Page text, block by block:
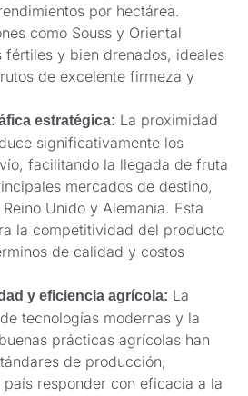
por hectárea.
como Souss y Oriental
fértiles y bien drenados, ideales
de excelente firmeza y
estratégica: La proximidad
significativamente los
facilitando la llegada de fruta
mercados de destino,
Unido y Alemania. Esta
la competitividad del producto
de calidad y costos
y eficiencia agrícola: La
tecnologías modernas y la
prácticas agrícolas han
de producción,
responder con eficacia a la